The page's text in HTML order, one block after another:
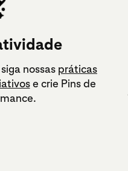
nossas práticas
e crie Pins de